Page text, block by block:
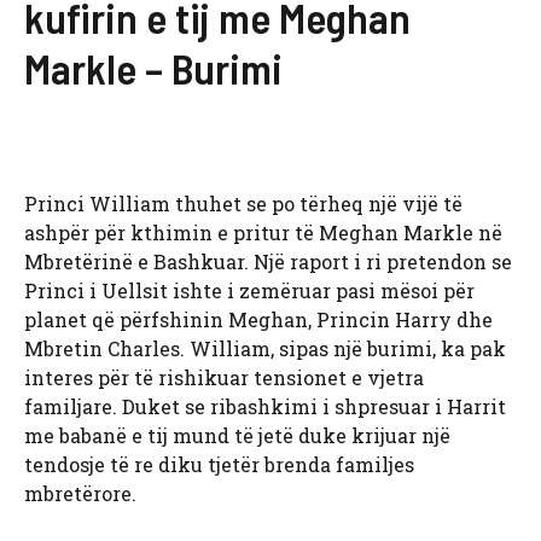
kufirin e tij me Meghan
Markle – Burimi
Princi William thuhet se po tërheq një vijë të
ashpër për kthimin e pritur të Meghan Markle në
Mbretërinë e Bashkuar. Një raport i ri pretendon se
Princi i Uellsit ishte i zemëruar pasi mësoi për
planet që përfshinin Meghan, Princin Harry dhe
Mbretin Charles. William, sipas një burimi, ka pak
interes për të rishikuar tensionet e vjetra
familjare. Duket se ribashkimi i shpresuar i Harrit
me babanë e tij mund të jetë duke krijuar një
tendosje të re diku tjetër brenda familjes
mbretërore.